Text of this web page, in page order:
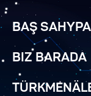
BAŞ SAHYPA
BIZ BARADA